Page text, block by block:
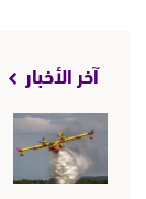
آخر الأخبار